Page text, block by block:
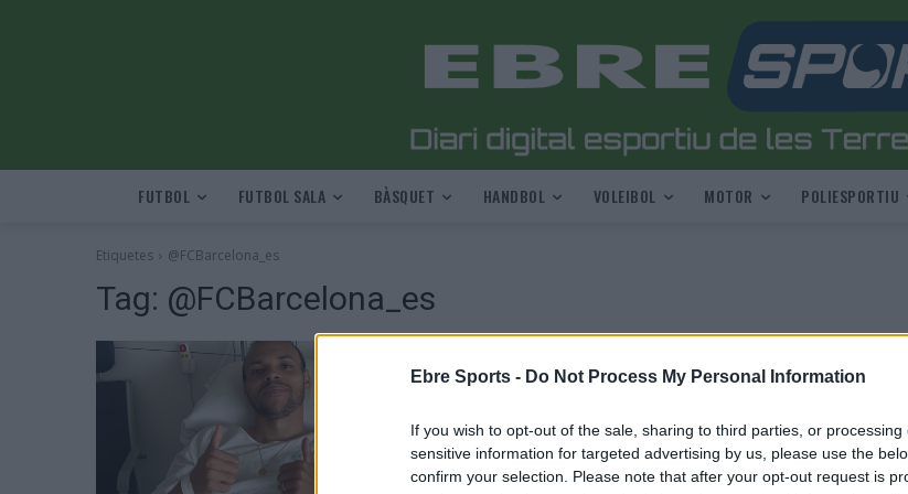
Ebre Sports - Do Not Process My Personal Information
If you wish to opt-out of the sale, sharing to third parties, or
sensitive information for targeted advertising by us, please use the
confirm your selection. Please note that after your opt-out request is
FUTBOL FUTBOL SALA BÀSQUET HANDBOL VOLEIBOL MOTOR POLIESPORTIU
Etiquetes @FCBarcelona_es
Tag: @FCBarcelona_es